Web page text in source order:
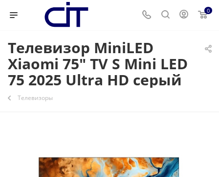
0
Телевизор MiniLED
Xiaomi 75" TV S Mini LED
75 2025 Ultra HD серый
Телевизоры